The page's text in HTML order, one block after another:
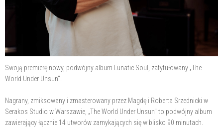
Swoją premierę nowy, podwójny album Lunatic Soul, zatytułowany „The
World Under Unsun".
Nagrany, zmiksowany i zmasterowany przez Magdę i Roberta Srzednicki w
Serakos Studio w Warszawie, „The World Under Unsun" to podwójny album
zawierający łącznie 14 utworów zamykających się w blisko 90 minutach.